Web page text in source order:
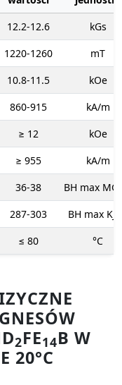
12.2-12.6
kGs
1220-1260
mT
10.8-11.5
kOe
860-915
kA/m
≥ 12
kOe
≥ 955
kA/m
36-38
BH max
287-303
BH max
≤ 80 °C
2FE14B W
20°C